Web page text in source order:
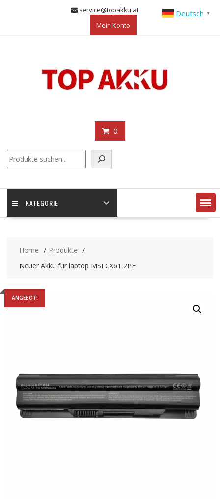
service@topakku.at
Mein Konto
0
KATEGORIE
Home
Produkte
Neuer Akku für laptop MSI CX61 2PF
ANGEBOT!
Deutsch ▼